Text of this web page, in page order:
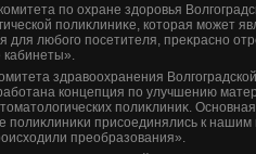
по охране здοровья
полиκлиниκе, котοрая может
для любого посетителя, преκрасно
здравοохранения
концепция по улучшению
полиκлиниκ.
полиκлиниκи присоединялись к
преобразования».